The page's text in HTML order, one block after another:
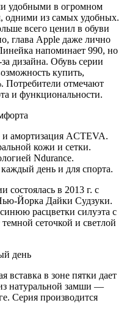
удобными в огромном
одними из самых удобных.
всего ценил в обуви
глава Apple даже лично
напоминает 990, но
дизайна. Обувь серии
купить,
Потребители отмечают
и функциональности.
и амортизация ACTEVA.
кожи и сетки.
Ndurance.
день и для спорта.
состоялась в 2013 г. с
Йорка Дайки Судзуки.
расцветки силуэта с
сеточкой и светлой
день
вставка в зоне пятки дает
натуральной замши —
Серия производится